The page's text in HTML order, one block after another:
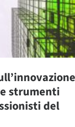
strumenti
del